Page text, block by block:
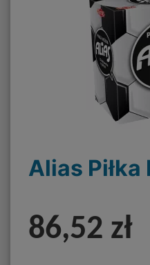
Alias Piłka
86,52 zł